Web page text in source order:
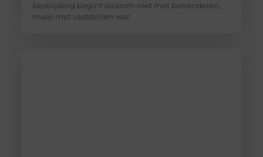
bestrijding begint daarom niet met behandelen,
maar met vaststellen wat